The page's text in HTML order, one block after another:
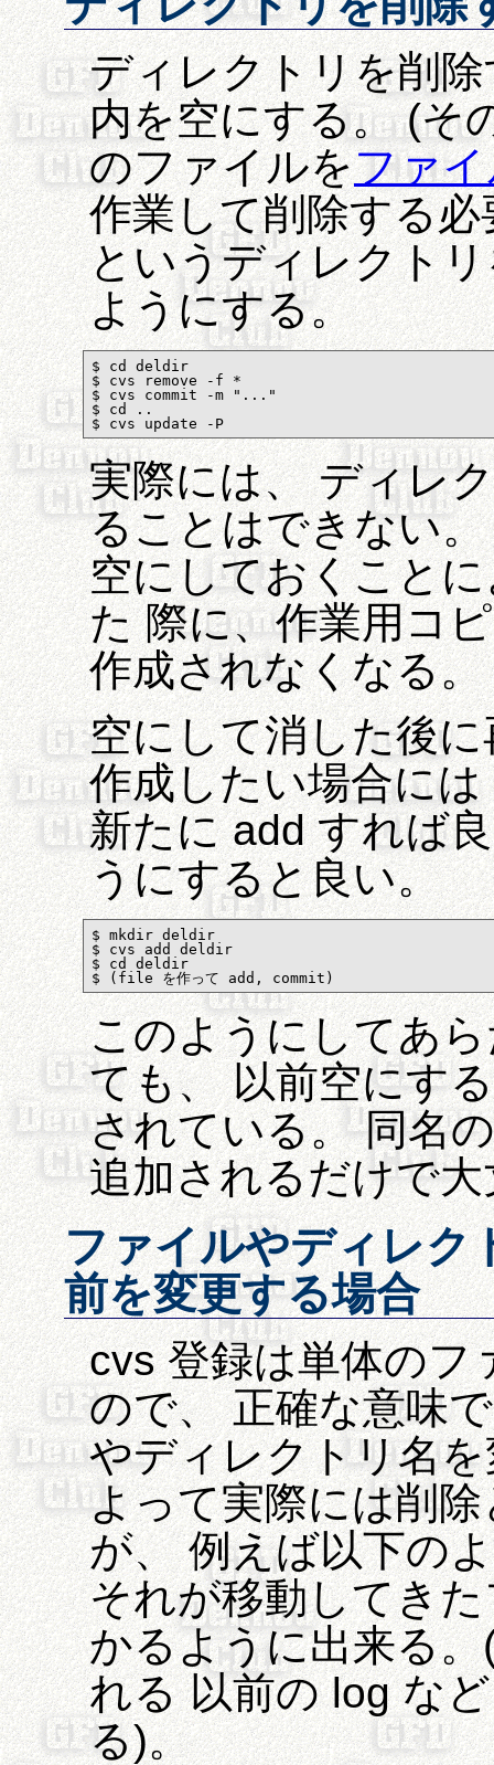
ディレクトリを削
内を空にする。 (そ
のファイルをファ
作業して削除する
というディレクト
ようにする。
$ cd deldir
$ cvs remove -f *
$ cvs commit -m "..."
$ cd ..
$ cvs update -P
実際には、 ディレ
ることはできない
空にしておくこと
た 際に、作業用コ
作成されなくなる。
空にして消した後
作成したい場合に
新たに add すれば
うにすると良い。
$ mkdir deldir
$ cvs add deldir
$ cd deldir
$ (file を作って add, commit)
このようにしてあ
ても、 以前空にす
されている。 同名
追加されるだけで大
ファイルやディレク
前を変更する場合
cvs 登録は単体のフ
ので、 正確な意味
やディレクトリ名
よって実際には削
が、 例えば以下の
それが移動してき
かるように出来る
れる 以前の log な
る)。